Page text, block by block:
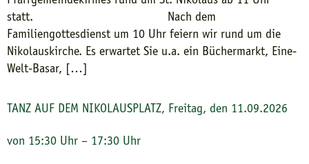
statt. Nach dem
Familiengottesdienst um 10 Uhr feiern wir rund um die
Nikolauskirche. Es erwartet Sie u.a. ein Büchermarkt, Eine-
Welt-Basar, […]
TANZ AUF DEM NIKOLAUSPLATZ, Freitag, den 11.09.2026
von 15:30 Uhr – 17:30 Uhr